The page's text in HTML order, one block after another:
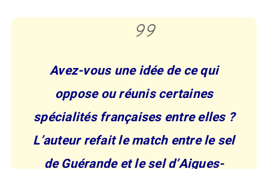
Avez-vous une idée de ce qui
oppose ou réunis certaines
spécialités françaises entre elles ?
L’auteur refait le match entre le sel
de Guérande et le sel d’Aigues-